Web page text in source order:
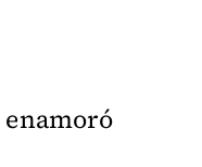
enamoró